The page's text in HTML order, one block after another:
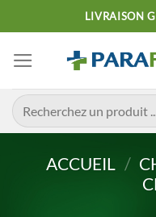
au
contenu
LIVRAISON
Recherche
pour :
ACCUEIL /